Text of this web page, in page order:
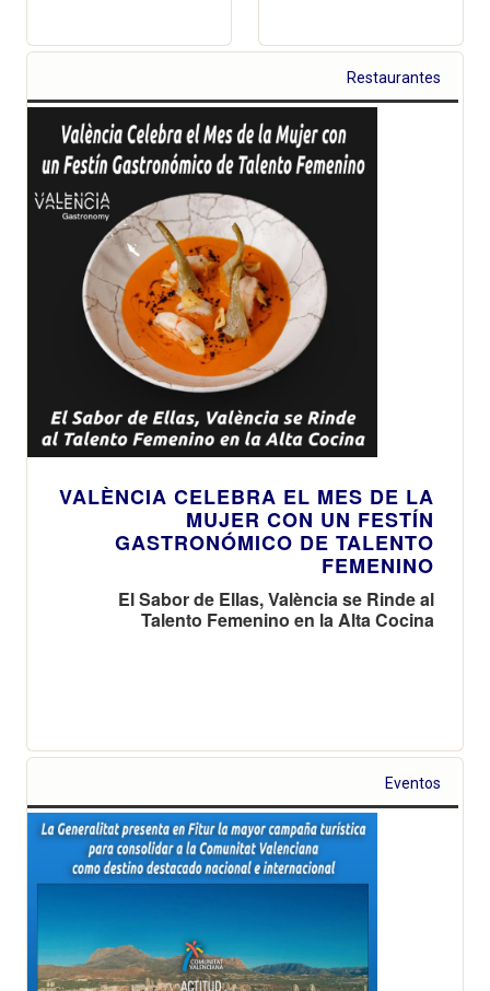
Restaurantes
VALÈNCIA CELEBRA EL MES DE LA
MUJER CON UN FESTÍN
GASTRONÓMICO DE TALENTO
FEMENINO
El Sabor de Ellas, València se Rinde al
Talento Femenino en la Alta Cocina
Eventos